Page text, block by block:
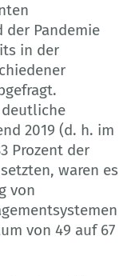
Pandemie
in der
2019 (d. h. im
Prozent der
waren es
von
von 49 auf 67